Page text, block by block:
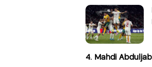
4. Mahdi